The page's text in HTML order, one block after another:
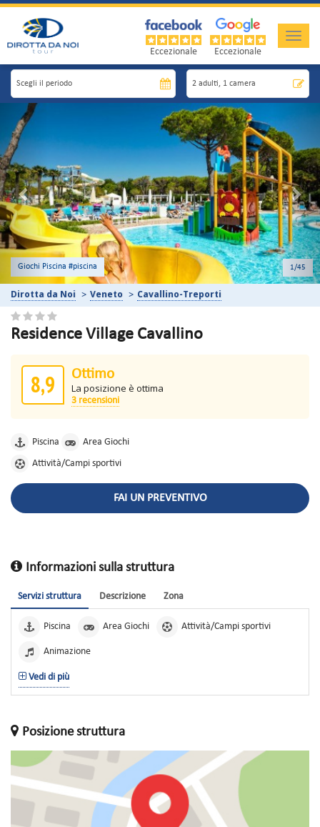
Toggle
Eccezionale Eccezionale
Casa Mobile Home Easy 2/45
Previous
Dirotta da Noi Veneto Cavallino-Treporti
Residence Village Cavallino
8,9 Ottimo
La posizione è ottima
3 recensioni
Piscina
Area Giochi
Attività/Campi sportivi
FAI UN PREVENTIVO
Informazioni sulla struttura
Servizi struttura Descrizione Zona
Piscina Area Giochi Attività/Campi sportivi
Animazione
Vedi di più
Posizione struttura